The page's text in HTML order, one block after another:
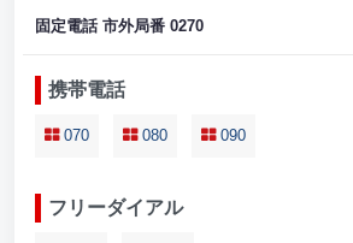
固定電話 市外局番 0270
携帯電話
070 080 090
フリーダイアル